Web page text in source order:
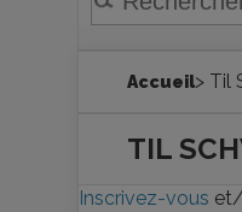
Accueil> Til
TIL
Inscrivez-vous